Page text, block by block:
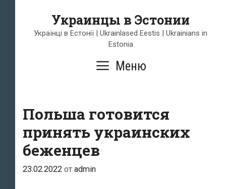
содержимому
Украинцы в Эстонии
Українці в Естонії | Ukrainlased Eestis | Ukrainians in
Estonia
Меню
Польша готовится
принять украинских
беженцев
23.02.2022 от admin